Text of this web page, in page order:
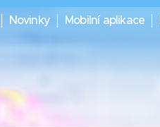
Novinky Mobilní aplikace